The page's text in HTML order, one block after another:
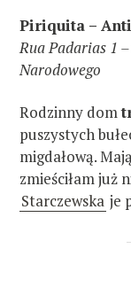
Piriquita –
Rua Padarias 1
Narodowego
Rodzinny dom
puszystych
migdałową.
zmieściłam już
Starczewska je
W
y
s
z
u
k